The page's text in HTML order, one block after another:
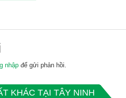
nhập để gửi phản hồi.
KHÁC TẠI TÂY NINH